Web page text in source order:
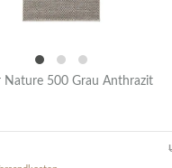
Nature 500 Grau Anthrazit